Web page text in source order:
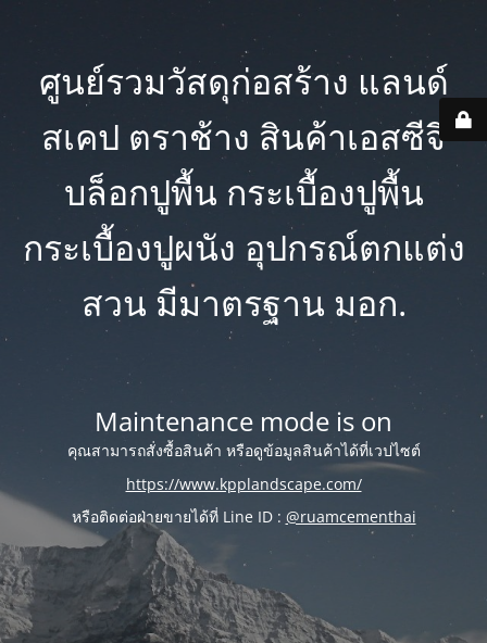
ศูนย์รวมวัสดุก่อสร้าง แลนด์
สเคป ตราช้าง สินค้าเอสซีจี
บล็อกปูพื้น กระเบื้องปูพื้น
กระเบื้องปูผนัง อุปกรณ์ตกแต่ง
สวน มีมาตรฐาน มอก.
Maintenance mode is on
คุณสามารถสั่งซื้อสินค้า หรือดูข้อมูลสินค้าได้ที่เวปไซต์
https://www.kpplandscape.com/
หรือติดต่อฝ่ายขายได้ที่ Line ID : @ruamcementhai